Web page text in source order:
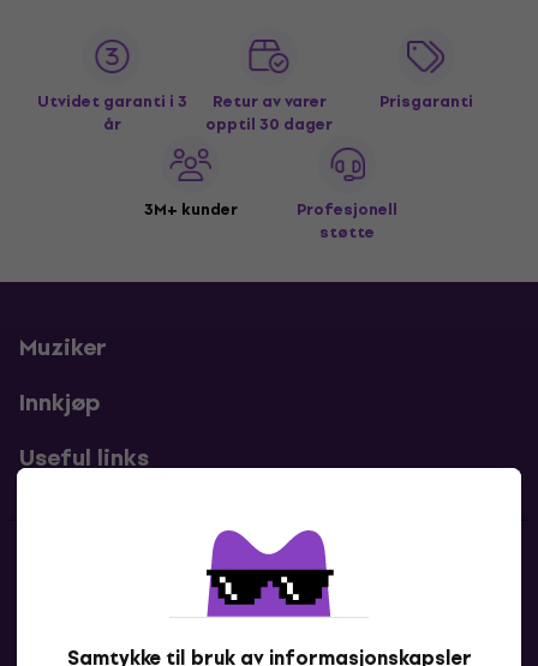
Samtykke til bruk av informasjonskapsler
Utvidet garanti i 3
år
Retur av varer
opptil 30 dager
Prisgaranti
3M+ kunder
Profesjonell
støtte
Muziker
Innkjøp
Useful links
Kontakter
Kontakt oss